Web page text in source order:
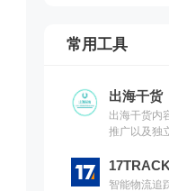
常用工具
出海干货
出海干货内
推广以及独
智能物流追